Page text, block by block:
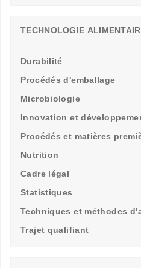
TECHNOLOGIE
Durabilité
Procédés d'emballage
Microbiologie
Innovation et
Procédés et matières
Nutrition
Cadre légal
Statistiques
Techniques et méthodes
Trajet qualifiant